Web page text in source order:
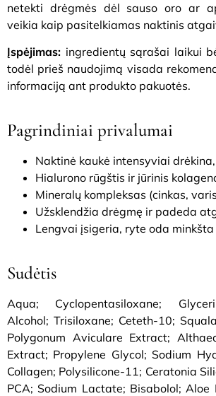
netekti drėgmės dėl sauso oro ar
veikia kaip pasitelkiamas naktinis
Įspėjimas: ingredientų sąrašai laikui
todėl prieš naudojimą visada
informaciją ant produkto pakuotės.
Pagrindiniai privalumai
Naktinė kaukė intensyviai
Hialurono rūgštis ir jūrinis
Mineralų kompleksas (cinkas,
Užsklendžia drėgmę ir padeda
Lengvai įsigeria, ryte oda
Sudėtis
Aqua; Cyclopentasiloxane;
Alcohol; Trisiloxane; Ceteth-10;
Polygonum Aviculare Extract;
Extract; Propylene Glycol; Sodium
Collagen; Polysilicone-11; Ceratonia
PCA; Sodium Lactate; Bisabolol; Aloe